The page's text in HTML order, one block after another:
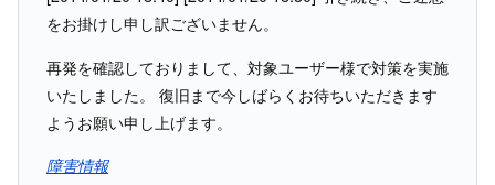
をお掛けし申し訳ございません。
再発を確認しておりまして、対象ユーザー様で対策を実施
いたしました。 復旧まで今しばらくお待ちいただきます
ようお願い申し上げます。
障害情報